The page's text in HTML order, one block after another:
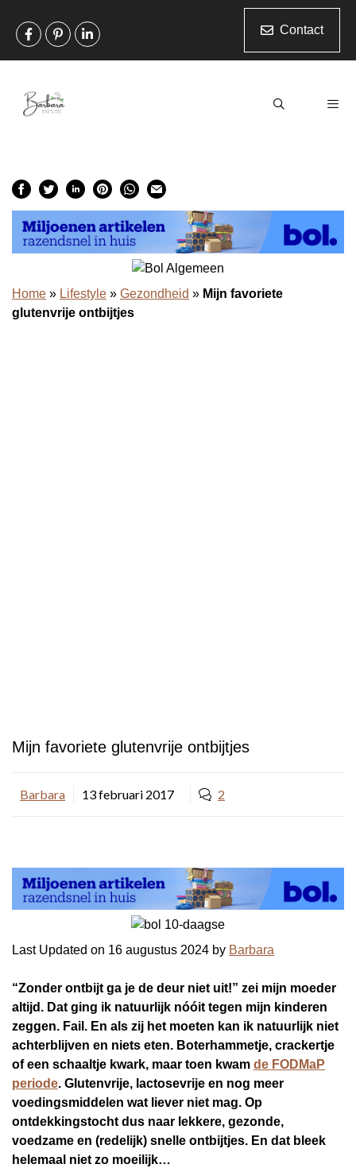
naar
Contact
Home » Lifestyle » Gezondheid » Mijn favoriete
glutenvrije ontbijtjes
Mijn favoriete glutenvrije ontbijtjes
Barbara 13 februari 2017 2
Last Updated on 16 augustus 2024 by Barbara
“Zonder ontbijt ga je de deur niet uit!” zei mijn moeder
altijd. Dat ging ik natuurlijk nóóit tegen mijn kinderen
zeggen. Fail. En als zij het moeten kan ik natuurlijk niet
achterblijven en niets eten. Boterhammetje, crackertje
of een schaaltje kwark, maar toen kwam de FODMaP
periode. Glutenvrije, lactosevrije en nog meer
voedingsmiddelen wat liever niet mag. Op
ontdekkingstocht dus naar lekkere, gezonde,
voedzame en (redelijk) snelle ontbijtjes. En dat bleek
helemaal niet zo moeilijk…